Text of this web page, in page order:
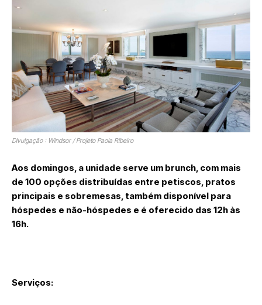
Divulgação : Windsor / Projeto Paola Ribeiro
Aos domingos, a unidade serve um brunch, com mais
de 100 opções distribuídas entre petiscos, pratos
principais e sobremesas, também disponível para
hóspedes e não-hóspedes e é oferecido das 12h às
16h.
Serviços: